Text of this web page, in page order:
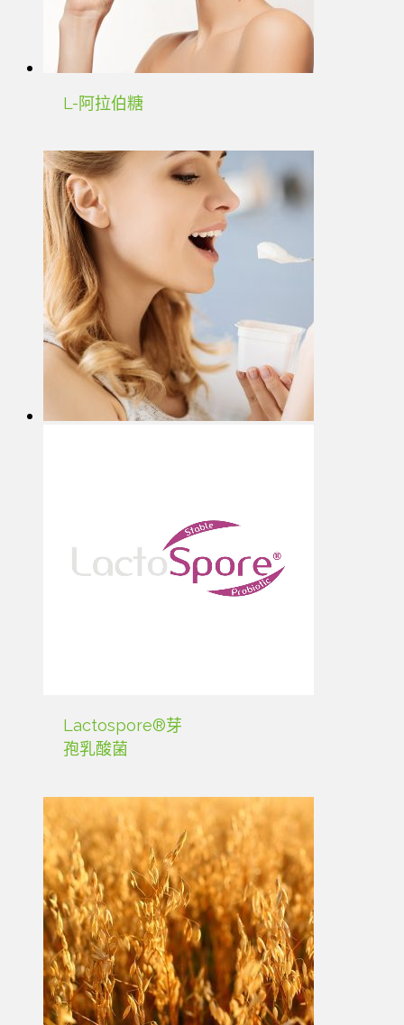
L-阿拉伯糖
Lactospore®芽
孢乳酸菌